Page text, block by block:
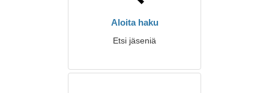
Aloita haku
Etsi jäseniä